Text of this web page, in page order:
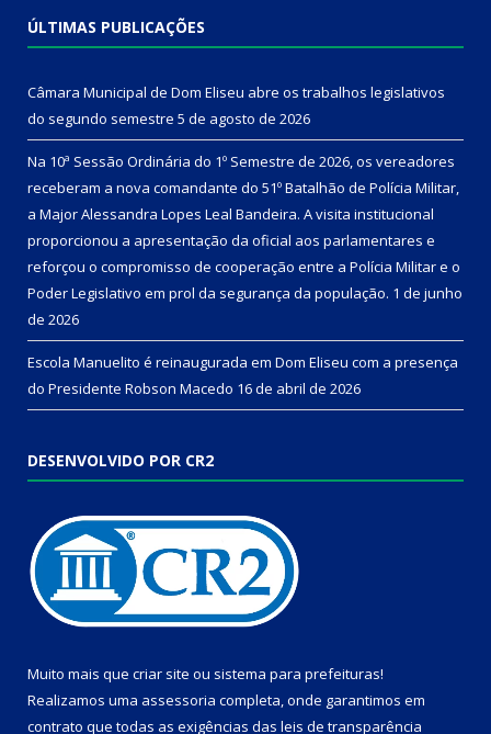
ÚLTIMAS PUBLICAÇÕES
Câmara Municipal de Dom Eliseu abre os trabalhos legislativos
do segundo semestre 5 de agosto de 2026
Na 10ª Sessão Ordinária do 1º Semestre de 2026, os vereadores
receberam a nova comandante do 51º Batalhão de Polícia Militar,
a Major Alessandra Lopes Leal Bandeira. A visita institucional
proporcionou a apresentação da oficial aos parlamentares e
reforçou o compromisso de cooperação entre a Polícia Militar e o
Poder Legislativo em prol da segurança da população. 1 de junho
de 2026
Escola Manuelito é reinaugurada em Dom Eliseu com a presença
do Presidente Robson Macedo 16 de abril de 2026
DESENVOLVIDO POR CR2
Muito mais que criar site ou sistema para prefeituras!
Realizamos uma assessoria completa, onde garantimos em
contrato que todas as exigências das leis de transparência